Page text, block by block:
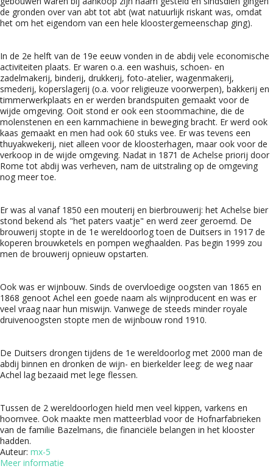
de gronden over van abt tot abt (wat natuurlijk riskant was, omdat
het om het eigendom van een hele kloostergemeenschap ging).
In de 2e helft van de 19e eeuw vonden in de abdij vele economische
activiteiten plaats. Er waren o.a. een washuis, schoen- en
zadelmakerij, binderij, drukkerij, foto-atelier, wagenmakerij,
smederij, koperslagerij (o.a. voor religieuze voorwerpen), bakkerij en
timmerwerkplaats en er werden brandspuiten gemaakt voor de
wijde omgeving. Ooit stond er ook een stoommachine, die de
molenstenen en een karnmachiene in beweging bracht. Er werd ook
kaas gemaakt en men had ook 60 stuks vee. Er was tevens een
thuyakwekerij, niet alleen voor de kloosterhagen, maar ook voor de
verkoop in de wijde omgeving. Nadat in 1871 de Achelse priorij door
Rome tot abdij was verheven, nam de uitstraling op de omgeving
nog meer toe.
Er was al vanaf 1850 een mouterij en bierbrouwerij: het Achelse bier
stond bekend als "het paters vaatje" en werd zeer geroemd. De
brouwerij stopte in de 1e wereldoorlog toen de Duitsers in 1917 de
koperen brouwketels en pompen weghaalden. Pas begin 1999 zou
men de brouwerij opnieuw opstarten.
Ook was er wijnbouw. Sinds de overvloedige oogsten van 1865 en
1868 genoot Achel een goede naam als wijnproducent en was er
veel vraag naar hun miswijn. Vanwege de steeds minder royale
druivenoogsten stopte men de wijnbouw rond 1910.
De Duitsers drongen tijdens de 1e wereldoorlog met 2000 man de
abdij binnen en dronken de wijn- en bierkelder leeg: de weg naar
Achel lag bezaaid met lege flessen.
Tussen de 2 wereldoorlogen hield men veel kippen, varkens en
hoornvee. Ook maakte men matteerblad voor de Hofnarfabrieken
van de familie Bazelmans, die financiële belangen in het klooster
hadden.
Auteur: mx-5
Meer informatie